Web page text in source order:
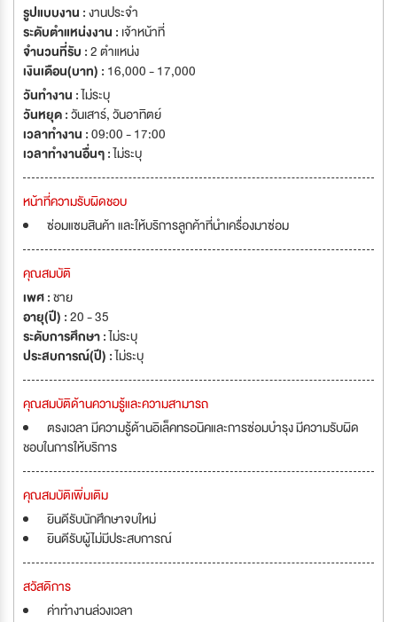
รูปแบบงาน :งานประจำ
ระดับตำแหน่งงาน : เจ้าหน้าที่
จำนวนที่รับ :2 ตำแหน่ง
เงินเดือน(บาท) : 16,000 - 17,000
วันทำงาน :ไม่ระบุ
วันหยุด :วันเสาร์,วันอาทิตย์
เวลาทำงาน :09:00 - 17:00
เวลาทำงานอื่นๆ :ไม่ระบุ
หน้าที่ความรับผิดชอบ
ซ่อมแซมสินค้า และให้บริการลูกค้าที่นำเครื่องมาซ่อม
คุณสมบัติ
เพศ :ชาย
อายุ(ปี) :20 - 35
ระดับการศึกษา :ไม่ระบุ
ประสบการณ์(ปี) :ไม่ระบุ
คุณสมบัติด้านความรู้และความสามารถ
ตรงเวลา มีความรู้ด้านอิเล็คทรอนิคและการซ่อมบำรุง มีความรับผิด
ชอบในการให้บริการ
คุณสมบัติเพิ่มเติม
ยินดีรับนักศึกษาจบใหม่
ยินดีรับผู้ไม่มีประสบการณ์
สวัสดิการ
ค่าทำงานล่วงเวลา